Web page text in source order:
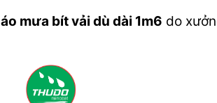
áo mưa bít vải dù dài 1m6 do